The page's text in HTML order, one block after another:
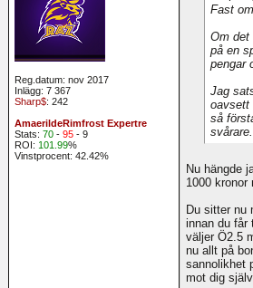
Reg.datum: nov 2017
Inlägg: 7 367
Sharp$: 242
AmaerildeRimfrost Expertre
Stats: 70 - 95 - 9
ROI: 101.99%
Vinstprocent: 42.42%
Fast
Om det
på en
pengar
Jag
oavsett
så
svårare.
Nu hängde
1000
Du sitter nu
innan du får
väljer Ö2.5
nu allt på
sannolikhet
mot dig